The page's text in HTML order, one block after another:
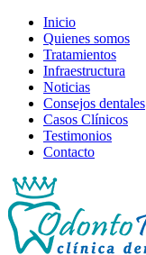
Inicio
Quienes somos
Tratamientos
Infraestructura
Noticias
Consejos dentales
Casos Clínicos
Testimonios
Contacto